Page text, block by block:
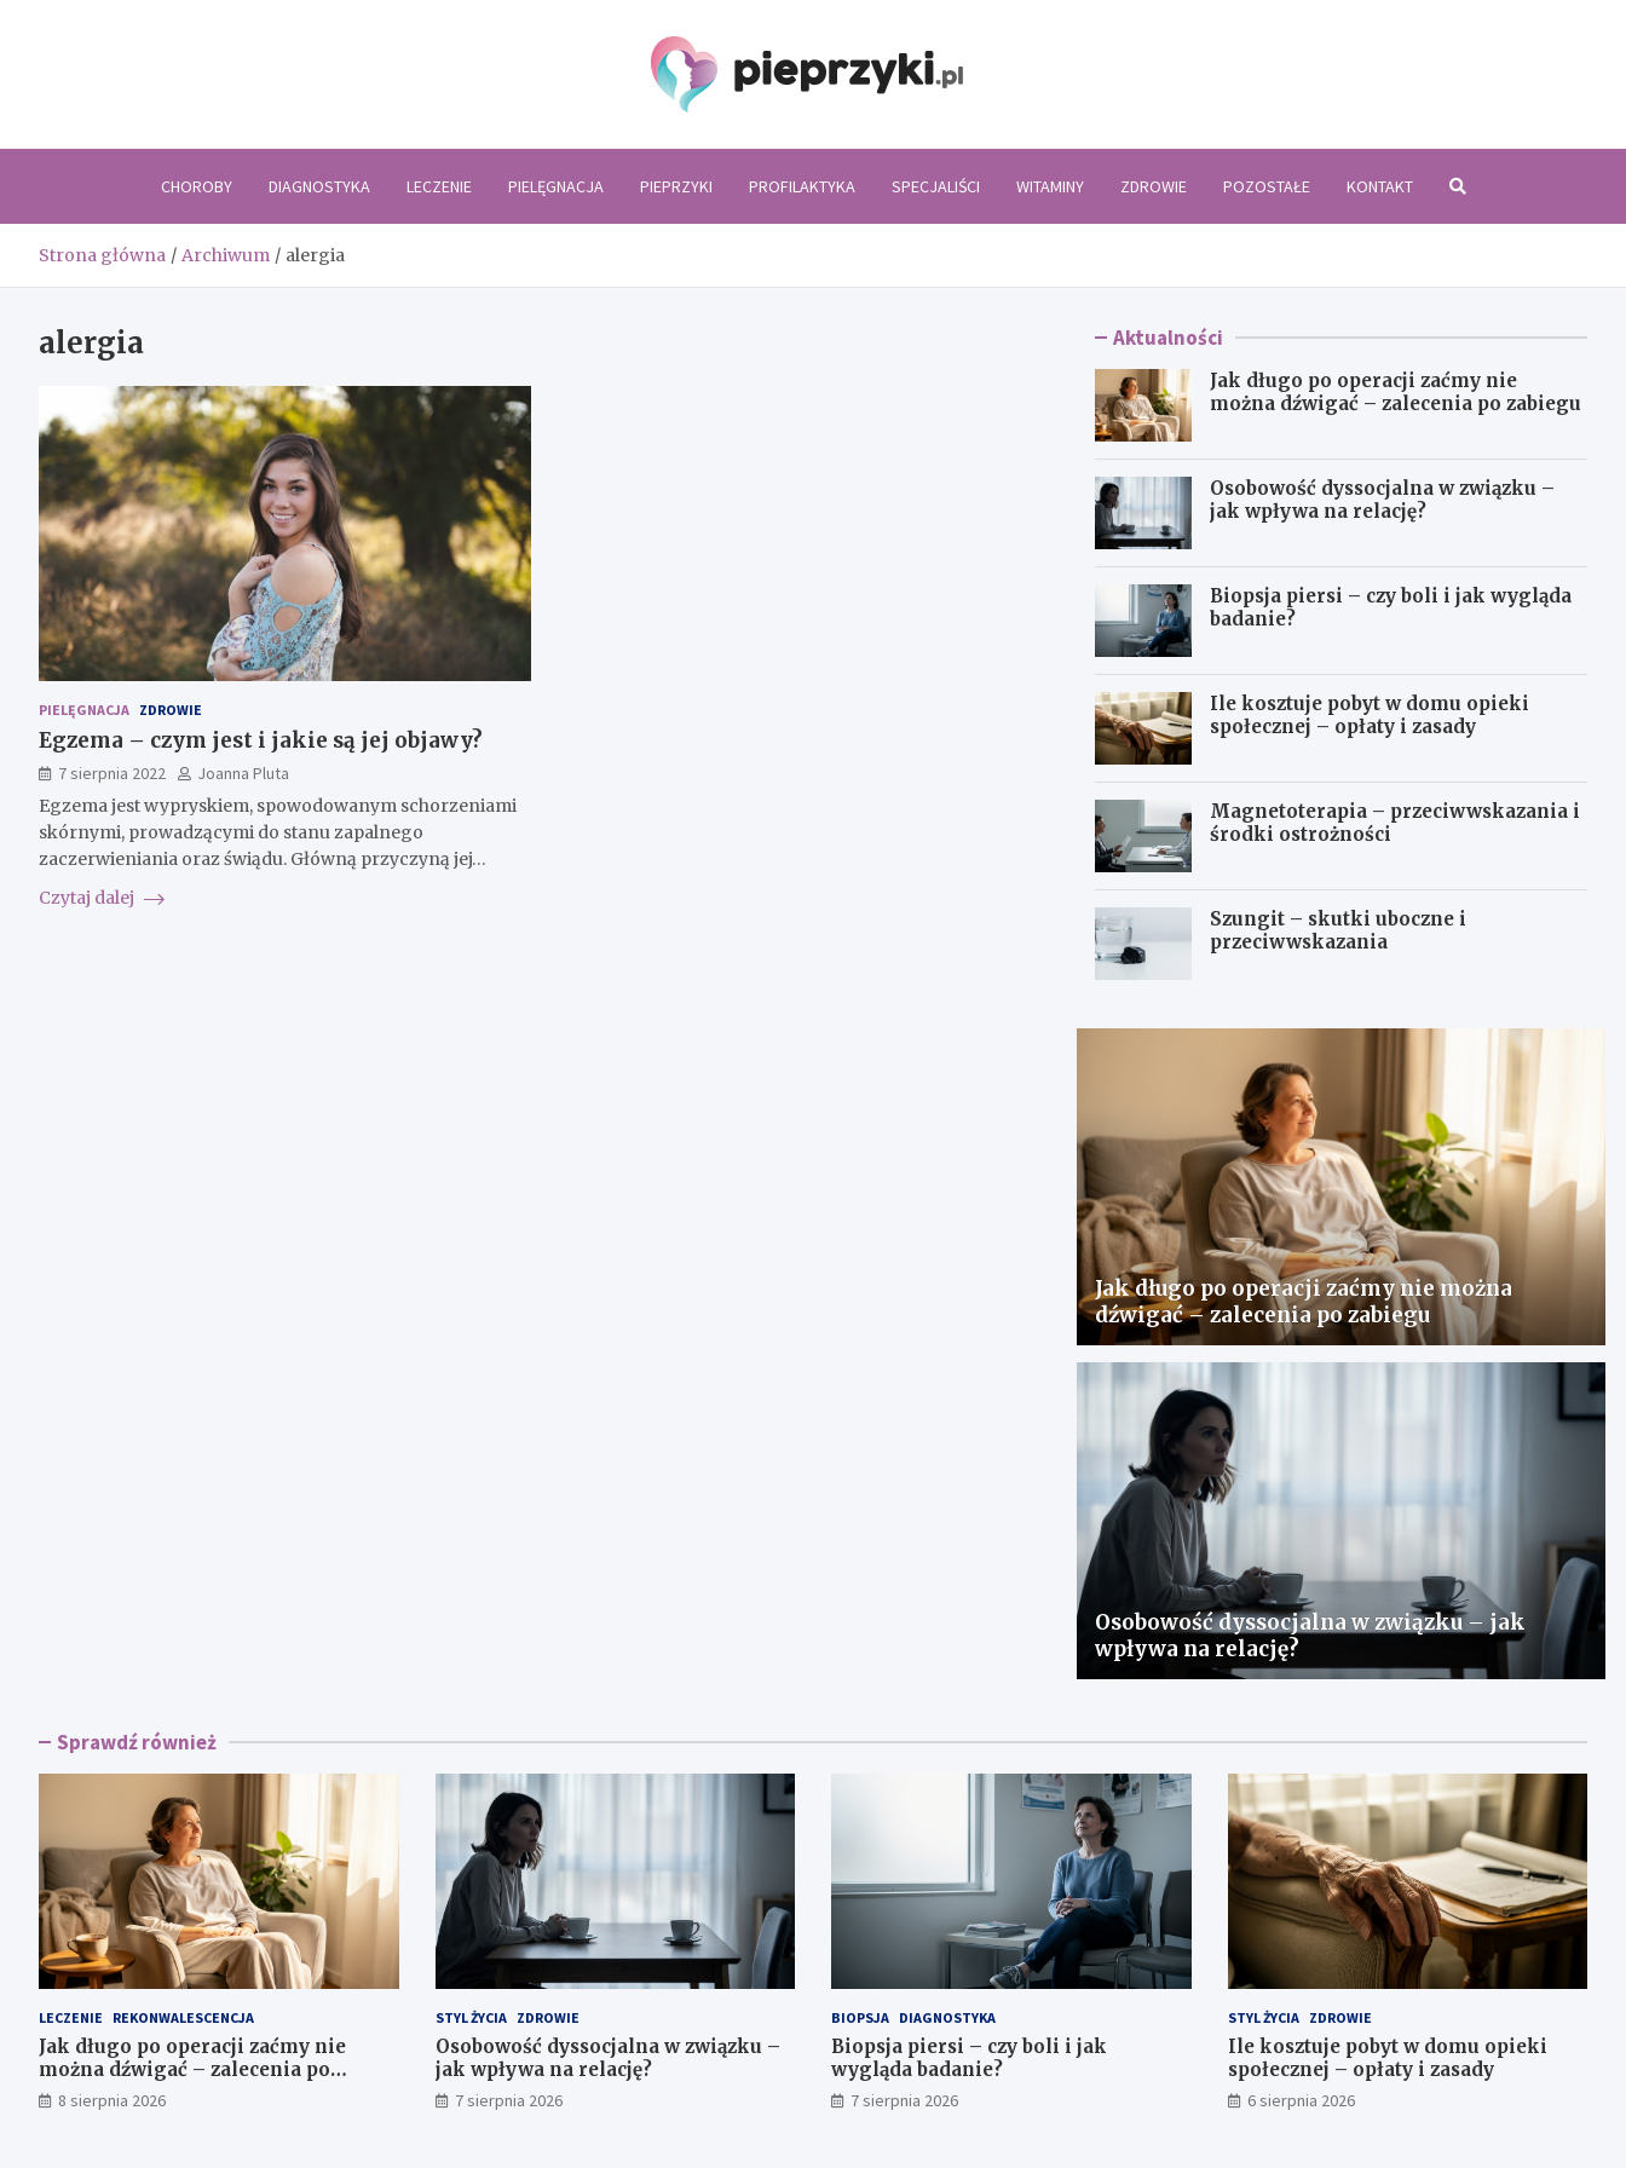
CHOROBY DIAGNOSTYKA LECZENIE PIELĘGNACJA PIEPRZYKI PROFILAKTYKA SPECJALIŚCI WITAMINY ZDROWIE POZOSTAŁE KONTAKT
Strona główna Archiwum alergia
alergia
PIELĘGNACJA ZDROWIE
Egzema – czym jest i jakie są jej objawy?
7 sierpnia 2022
Joanna Pluta
Egzema jest wypryskiem, spowodowanym schorzeniami
skórnymi, prowadzącymi do stanu zapalnego
zaczerwieniania oraz świądu. Główną przyczyną jej…
Czytaj dalej
Aktualności
Jak długo po operacji zaćmy nie
można dźwigać – zalecenia po zabiegu
Osobowość dyssocjalna w związku –
jak wpływa na relację?
Biopsja piersi – czy boli i jak wygląda
badanie?
Ile kosztuje pobyt w domu opieki
społecznej – opłaty i zasady
Magnetoterapia – przeciwwskazania i
środki ostrożności
Szungit – skutki uboczne i
przeciwwskazania
Jak długo po operacji zaćmy nie można
dźwigać – zalecenia po zabiegu
Osobowość dyssocjalna w związku – jak
wpływa na relację?
Sprawdź również
LECZENIE REKONWALESCENCJA
Jak długo po operacji zaćmy nie
można dźwigać – zalecenia po
zabiegu
8 sierpnia 2026
STYL ŻYCIA ZDROWIE
Osobowość dyssocjalna w związku –
jak wpływa na relację?
7 sierpnia 2026
BIOPSJA DIAGNOSTYKA
Biopsja piersi – czy boli i jak
wygląda badanie?
7 sierpnia 2026
STYL ŻYCIA ZDROWIE
Ile kosztuje pobyt w domu opieki
społecznej – opłaty i zasady
6 sierpnia 2026